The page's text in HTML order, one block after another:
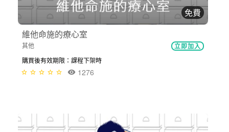
免費
維他命施的療心室
其他 立即加入
購買後有效期限：課程下架時
1276